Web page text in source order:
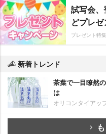
試写会
どプレゼ
プレゼント特集
新着トレンド
茶葉で一目瞭然
は
オリコンタイアッ